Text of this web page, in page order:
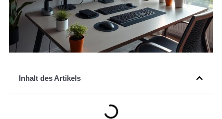
Inhalt des Artikels